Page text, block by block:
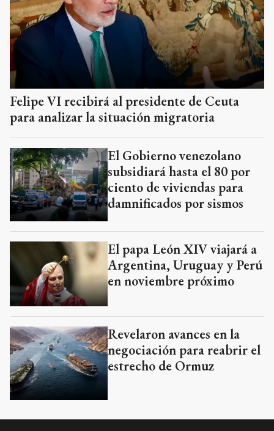
Felipe VI recibirá al presidente de Ceuta
para analizar la situación migratoria
El Gobierno venezolano
subsidiará hasta el 80 por
ciento de viviendas para
damnificados por sismos
El papa León XIV viajará a
Argentina, Uruguay y Perú
en noviembre próximo
Revelaron avances en la
negociación para reabrir el
estrecho de Ormuz